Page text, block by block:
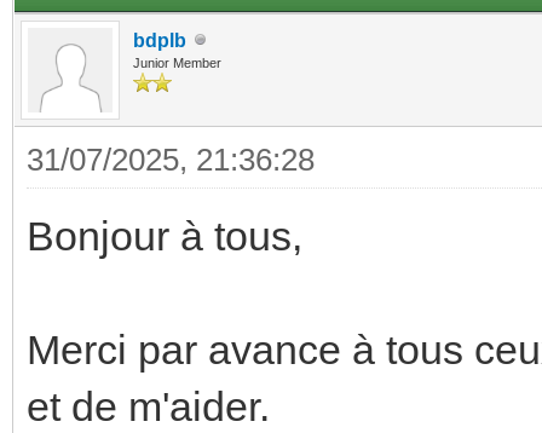
bdplb
Junior Member
31/07/2025, 21:36:28
Bonjour à tous,
Merci par avance à tous
et de m'aider.